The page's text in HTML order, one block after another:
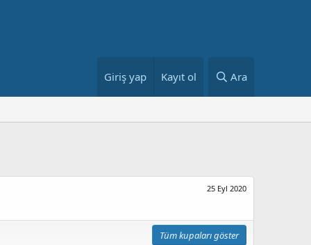
Giriş yap Kayıt ol Ara
25 Eyl 2020
Tüm kupaları göster